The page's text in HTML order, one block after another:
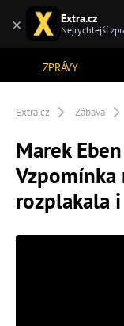
ZPRÁVY
Extra.cz Zábava
Marek
Vzpomínka
rozplakala
× Extra.cz
Nejrychlejší